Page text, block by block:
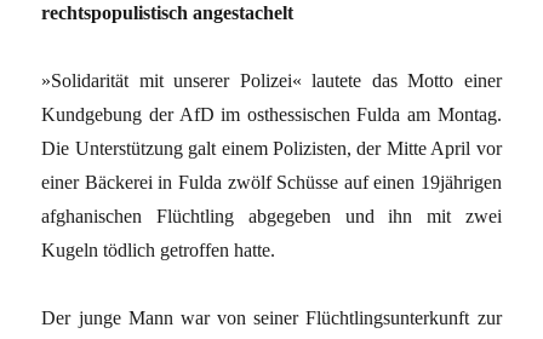
rechtspopulistisch angestachelt
»Solidarität mit unserer Polizei« lautete das Motto einer
Kundgebung der AfD im osthessischen Fulda am Montag.
Die Unterstützung galt einem Polizisten, der Mitte April vor
einer Bäckerei in Fulda zwölf Schüsse auf einen 19jährigen
afghanischen Flüchtling abgegeben und ihn mit zwei
Kugeln tödlich getroffen hatte.
Der junge Mann war von seiner Flüchtlingsunterkunft zur